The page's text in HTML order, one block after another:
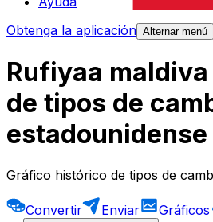
Obtenga la aplicación Alternar menú
Rufiyaa
de tipos de
estadounidense
Gráfico histórico de tipos de
Convertir Enviar Gráficos